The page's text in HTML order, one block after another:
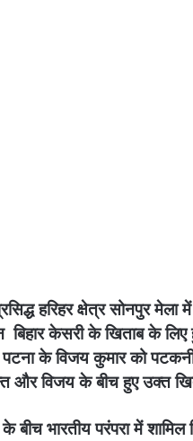
हरिहर क्षेत्र सोनपुर
बिहार केसरी के खिताब के
के विजय कुमार को
और विजय के बीच हुए उक्त
बीच भारतीय परंपरा में